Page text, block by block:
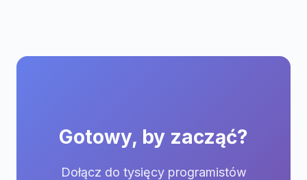
Gotowy, by zacząć?
Dołącz do tysięcy programistów